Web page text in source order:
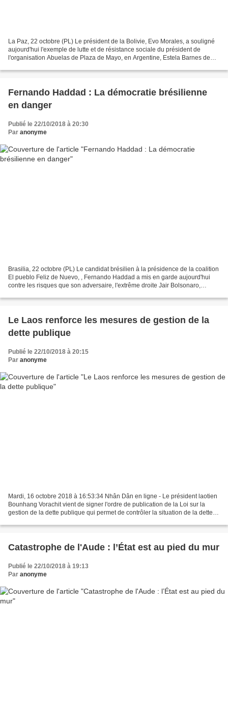
La Paz, 22 octobre (PL) Le président de la Bolivie, Evo Morales, a souligné
aujourd'hui l'exemple de lutte et de résistance sociale du président de
l'organisation Abuelas de Plaza de Mayo, en Argentine, Estela Barnes de
Fernando Haddad : La démocratie brésilienne
en danger
Publié le 22/10/2018 à 20:30
Par anonyme
Brasilia, 22 octobre (PL) Le candidat brésilien à la présidence de la coalition
El pueblo Feliz de Nuevo, , Fernando Haddad a mis en garde aujourd'hui
contre les risques que son adversaire, l'extrême droite Jair Bolsonaro,
Le Laos renforce les mesures de gestion de la
dette publique
Publié le 22/10/2018 à 20:15
Par anonyme
Mardi, 16 octobre 2018 à 16:53:34 Nhân Dân en ligne - Le président laotien
Bounhang Vorachit vient de signer l'ordre de publication de la Loi sur la
gestion de la dette publique qui permet de contrôler la situation de la dette
Catastrophe de l'Aude : l’État est au pied du mur
Publié le 22/10/2018 à 19:13
Par anonyme